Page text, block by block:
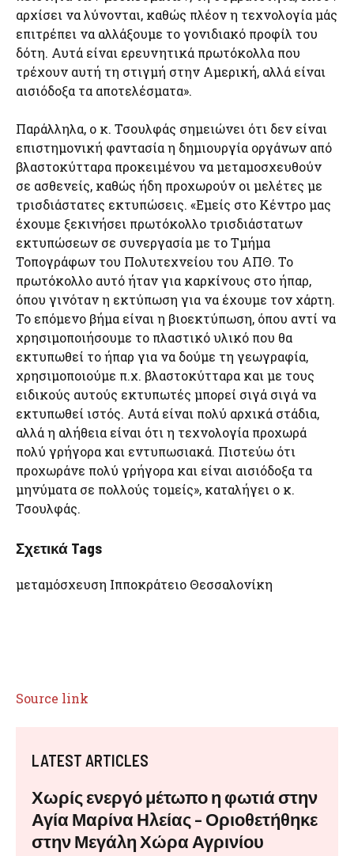
αρχίσει να λύνονται, καθώς πλέον η τεχνολογία μάς
επιτρέπει να αλλάξουμε το γονιδιακό προφίλ του
δότη. Αυτά είναι ερευνητικά πρωτόκολλα που
τρέχουν αυτή τη στιγμή στην Αμερική, αλλά είναι
αισιόδοξα τα αποτελέσματα».
Παράλληλα, ο κ. Τσουλφάς σημειώνει ότι δεν είναι
επιστημονική φαντασία η δημιουργία οργάνων από
βλαστοκύτταρα προκειμένου να μεταμοσχευθούν
σε ασθενείς, καθώς ήδη προχωρούν οι μελέτες με
τρισδιάστατες εκτυπώσεις. «Εμείς στο Κέντρο μας
έχουμε ξεκινήσει πρωτόκολλο τρισδιάστατων
εκτυπώσεων σε συνεργασία με το Τμήμα
Τοπογράφων του Πολυτεχνείου του ΑΠΘ. Το
πρωτόκολλο αυτό ήταν για καρκίνους στο ήπαρ,
όπου γινόταν η εκτύπωση για να έχουμε τον χάρτη.
Το επόμενο βήμα είναι η βιοεκτύπωση, όπου αντί να
χρησιμοποιήσουμε το πλαστικό υλικό που θα
εκτυπωθεί το ήπαρ για να δούμε τη γεωγραφία,
χρησιμοποιούμε π.χ. βλαστοκύτταρα και με τους
ειδικούς αυτούς εκτυπωτές μπορεί σιγά σιγά να
εκτυπωθεί ιστός. Αυτά είναι πολύ αρχικά στάδια,
αλλά η αλήθεια είναι ότι η τεχνολογία προχωρά
πολύ γρήγορα και εντυπωσιακά. Πιστεύω ότι
προχωράνε πολύ γρήγορα και είναι αισιόδοξα τα
μηνύματα σε πολλούς τομείς», καταλήγει ο κ.
Τσουλφάς.
Σχετικά Tags
μεταμόσχευση Ιπποκράτειο Θεσσαλονίκη
Source link
LATEST ARTICLES
Χωρίς ενεργό μέτωπο η φωτιά στην
Αγία Μαρίνα Ηλείας – Οριοθετήθηκε
στην Μεγάλη Χώρα Αγρινίου